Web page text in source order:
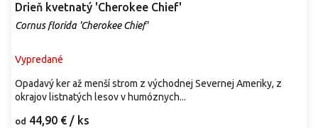
Drieň kvetnatý 'Cherokee Chief'
Cornus florida 'Cherokee Chief'
Vypredané
od 44,90 € / ks
Opadavý ker až menší strom z východnej Severnej Ameriky, z
okrajov listnatých lesov v humóznych...